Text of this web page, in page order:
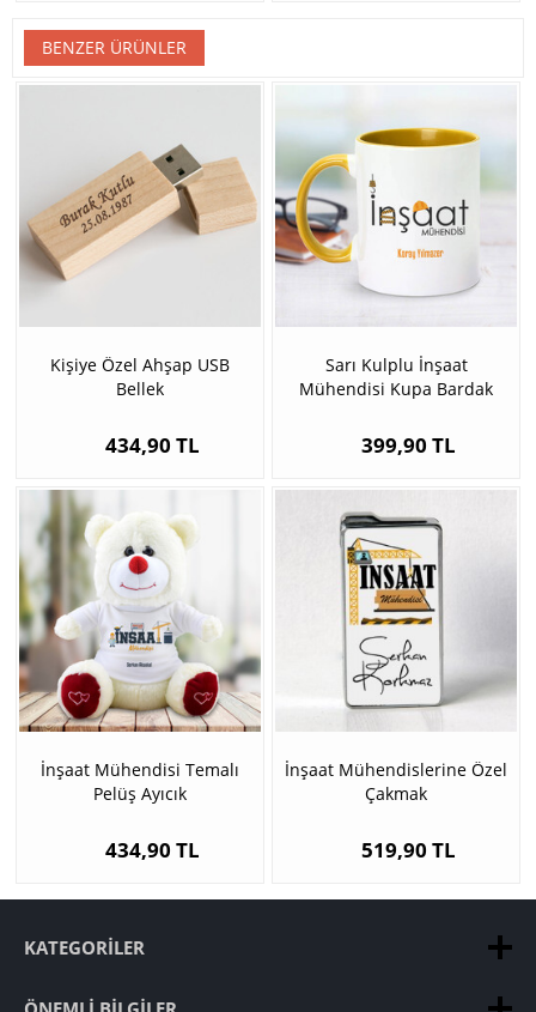
BENZER ÜRÜNLER
Kişiye Özel Ahşap USB
Bellek
434,90 TL
Sarı Kulplu İnşaat
Mühendisi Kupa Bardak
399,90 TL
İnşaat Mühendisi Temalı
Pelüş Ayıcık
434,90 TL
İnşaat Mühendislerine Özel
Çakmak
519,90 TL
KATEGORILER